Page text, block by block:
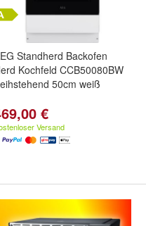
Standherd Backofen
Kochfeld CCB50080BW
50cm weiß
€
Versand